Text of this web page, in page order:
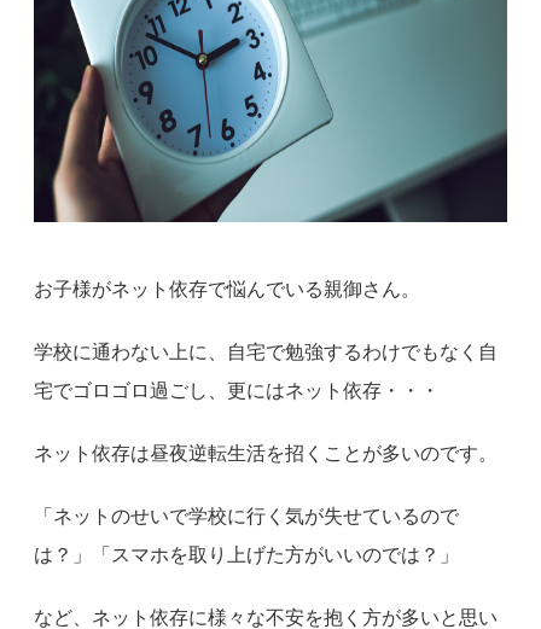
お子様がネット依存で悩んでいる親御さん。
学校に通わない上に、自宅で勉強するわけでもなく自
宅でゴロゴロ過ごし、更にはネット依存・・・
ネット依存は昼夜逆転生活を招くことが多いのです。
「ネットのせいで学校に行く気が失せているので
は？」「スマホを取り上げた方がいいのでは？」
など、ネット依存に様々な不安を抱く方が多いと思い